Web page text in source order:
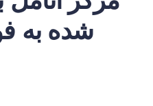
شده به